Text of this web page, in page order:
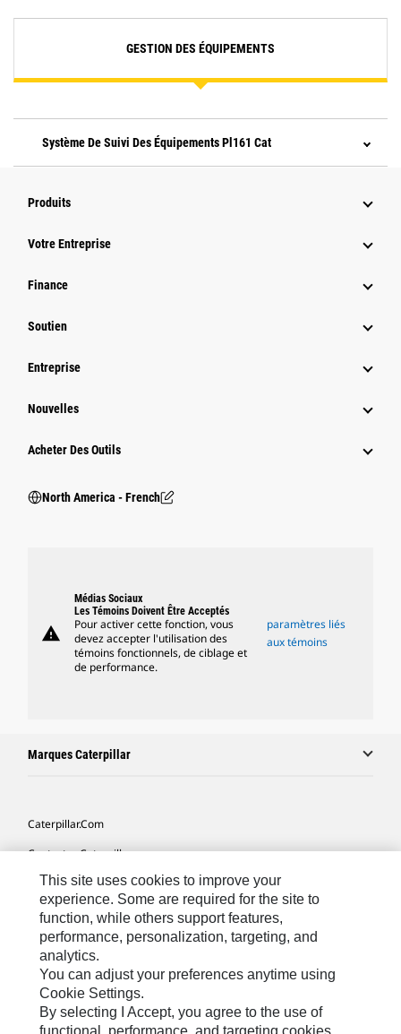
GESTION DES ÉQUIPEMENTS
Système De Suivi Des Équipements Pl161 Cat
Produits
Votre Entreprise
Finance
Soutien
Entreprise
Nouvelles
Acheter Des Outils
North America - French
warning
Médias Sociaux
Les Témoins Doivent Être Acceptés
Pour activer cette fonction, vous
devez accepter l'utilisation des
témoins fonctionnels, de ciblage et
de performance.
paramètres liés
aux témoins
Marques Caterpillar
Caterpillar.com
Contacter Caterpillar
Mes Préférences Marketing
Plan Du Site
Cookie Settings
Légales
Confidentialité
This site uses cookies to improve your
experience. Some are required for the site to
function, while others support features,
performance, personalization, targeting, and
analytics.
You can adjust your preferences anytime using
Cookie Settings.
By selecting I Accept, you agree to the use of
functional, performance, and targeting cookies.